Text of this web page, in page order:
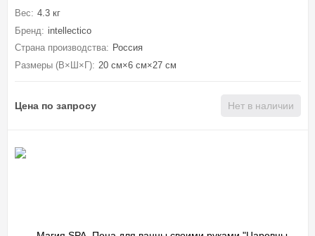
Вес: 4.3 кг
Бренд: intellectico
Страна производства: Россия
Размеры (В×Ш×Г): 20 см×6 см×27 см
Цена по запросу Нет в наличии